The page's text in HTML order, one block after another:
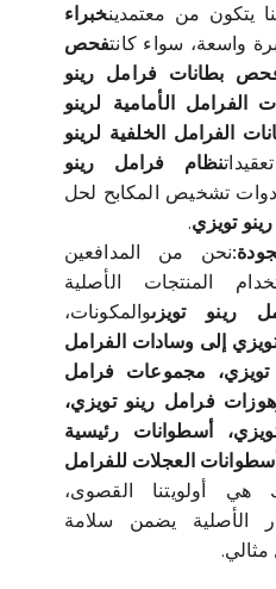
يتكون من معتمدينخبراء
واسعة، سواء كانتفحص
بطانات فرامل رينو
الفرامل الأمامية لرينو
الفرامل الخلفية لرينو
نظام فرامل رينو
تشخيص المكابح لحل
تويزي.
نحن من المدافعين
المنتجات الأصلية
رينو تويزىوالمكونات،
إلى وسادات الفرامل
تويزي، مجموعات فرامل
فرامل رينو تويزي،
أسطوانات رئيسية
العجلات للفرامل
هي أولويتنا القصوى،
الأصلية يضمن سلامة